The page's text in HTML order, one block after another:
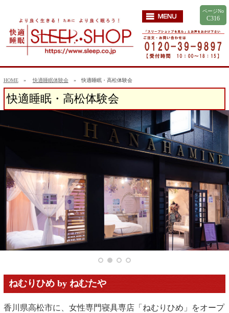
ページNo
C316
HOME» 快適睡眠体験会» 快適睡眠・高松体験会
快適睡眠・高松体験会
ねむりひめ by ねむたや
香川県高松市に、女性専門寝具専店「ねむりひめ」をオープ